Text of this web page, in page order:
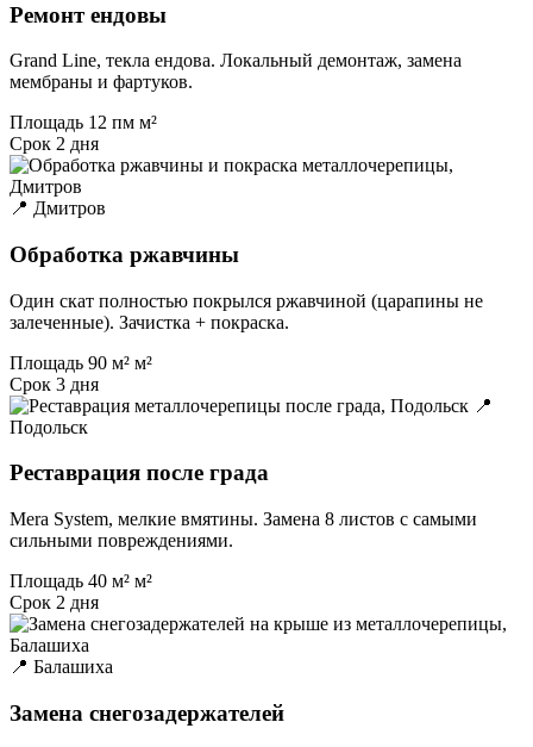
Ремонт ендовы
Grand Line, текла ендова. Локальный демонтаж, замена
мембраны и фартуков.
Площадь 12 пм м²
Срок 2 дня
📍 Дмитров
Обработка ржавчины
Один скат полностью покрылся ржавчиной (царапины не
залеченные). Зачистка + покраска.
Площадь 90 м² м²
Срок 3 дня
📍
Подольск
Реставрация после града
Mera System, мелкие вмятины. Замена 8 листов с самыми
сильными повреждениями.
Площадь 40 м² м²
Срок 2 дня
📍 Балашиха
Замена снегозадержателей